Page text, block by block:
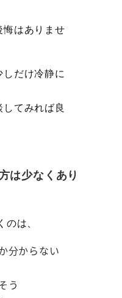
悔はありませ
だけ冷静に
てみれば良
は少なくあり
のは、
分からない
う